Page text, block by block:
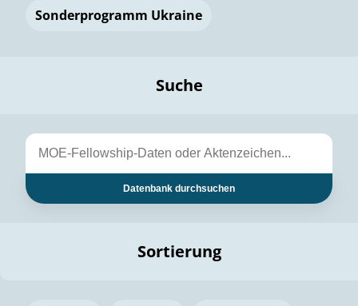
Sonderprogramm Ukraine
Suche
Datenbank durchsuchen
Sortierung